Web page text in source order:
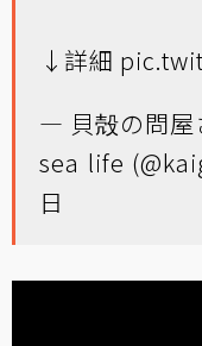
↓詳細
— 貝殻の問屋
sea life
日